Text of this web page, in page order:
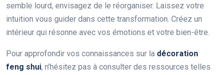
semble lourd, envisagez de le réorganiser. Laissez votre
intuition vous guider dans cette transformation. Créez un
intérieur qui résonne avec vos émotions et votre bien-être.
Pour approfondir vos connaissances sur la décoration
feng shui, n’hésitez pas à consulter des ressources telles